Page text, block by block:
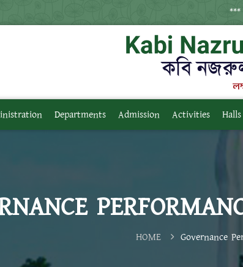
***
Departments Admission Activities Halls
HOME Governance